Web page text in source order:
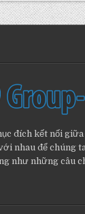
đích kết nối
nhau để chúng
như những câu